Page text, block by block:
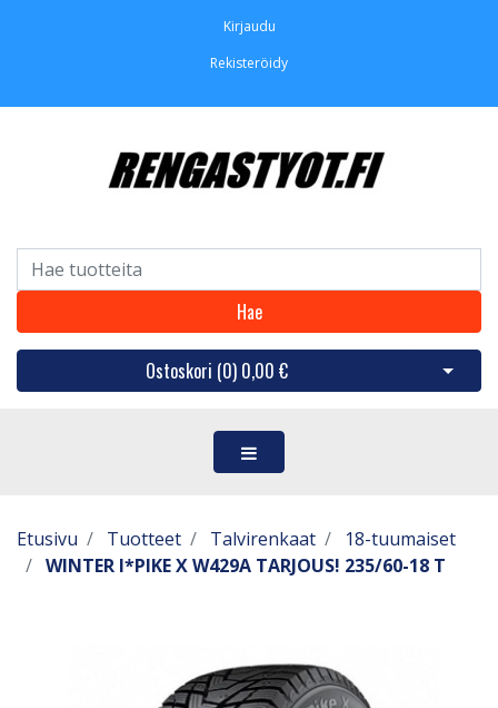
Kirjaudu
Rekisteröidy
Hae
Ostoskori (0) 0,00 € Avaa
Etusivu Tuotteet Talvirenkaat
18-tuumaiset
WINTER I*PIKE X W429A TARJOUS! 235/60-18 T